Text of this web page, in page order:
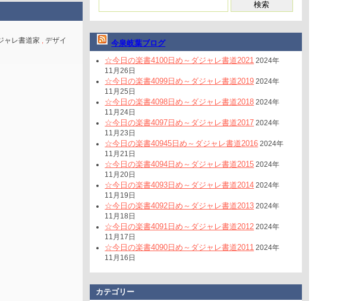
ャレ書道家
デザイ
今泉岐葉ブログ
☆今日の楽書4100日め～ダジャレ書道2021 2024年
11月26日
☆今日の楽書4099日め～ダジャレ書道2019 2024年
11月25日
☆今日の楽書4098日め～ダジャレ書道2018 2024年
11月24日
☆今日の楽書4097日め～ダジャレ書道2017 2024年
11月23日
☆今日の楽書40945日め～ダジャレ書道2016 2024年
11月21日
☆今日の楽書4094日め～ダジャレ書道2015 2024年
11月20日
☆今日の楽書4093日め～ダジャレ書道2014 2024年
11月19日
☆今日の楽書4092日め～ダジャレ書道2013 2024年
11月18日
☆今日の楽書4091日め～ダジャレ書道2012 2024年
11月17日
☆今日の楽書4090日め～ダジャレ書道2011 2024年
11月16日
カテゴリー